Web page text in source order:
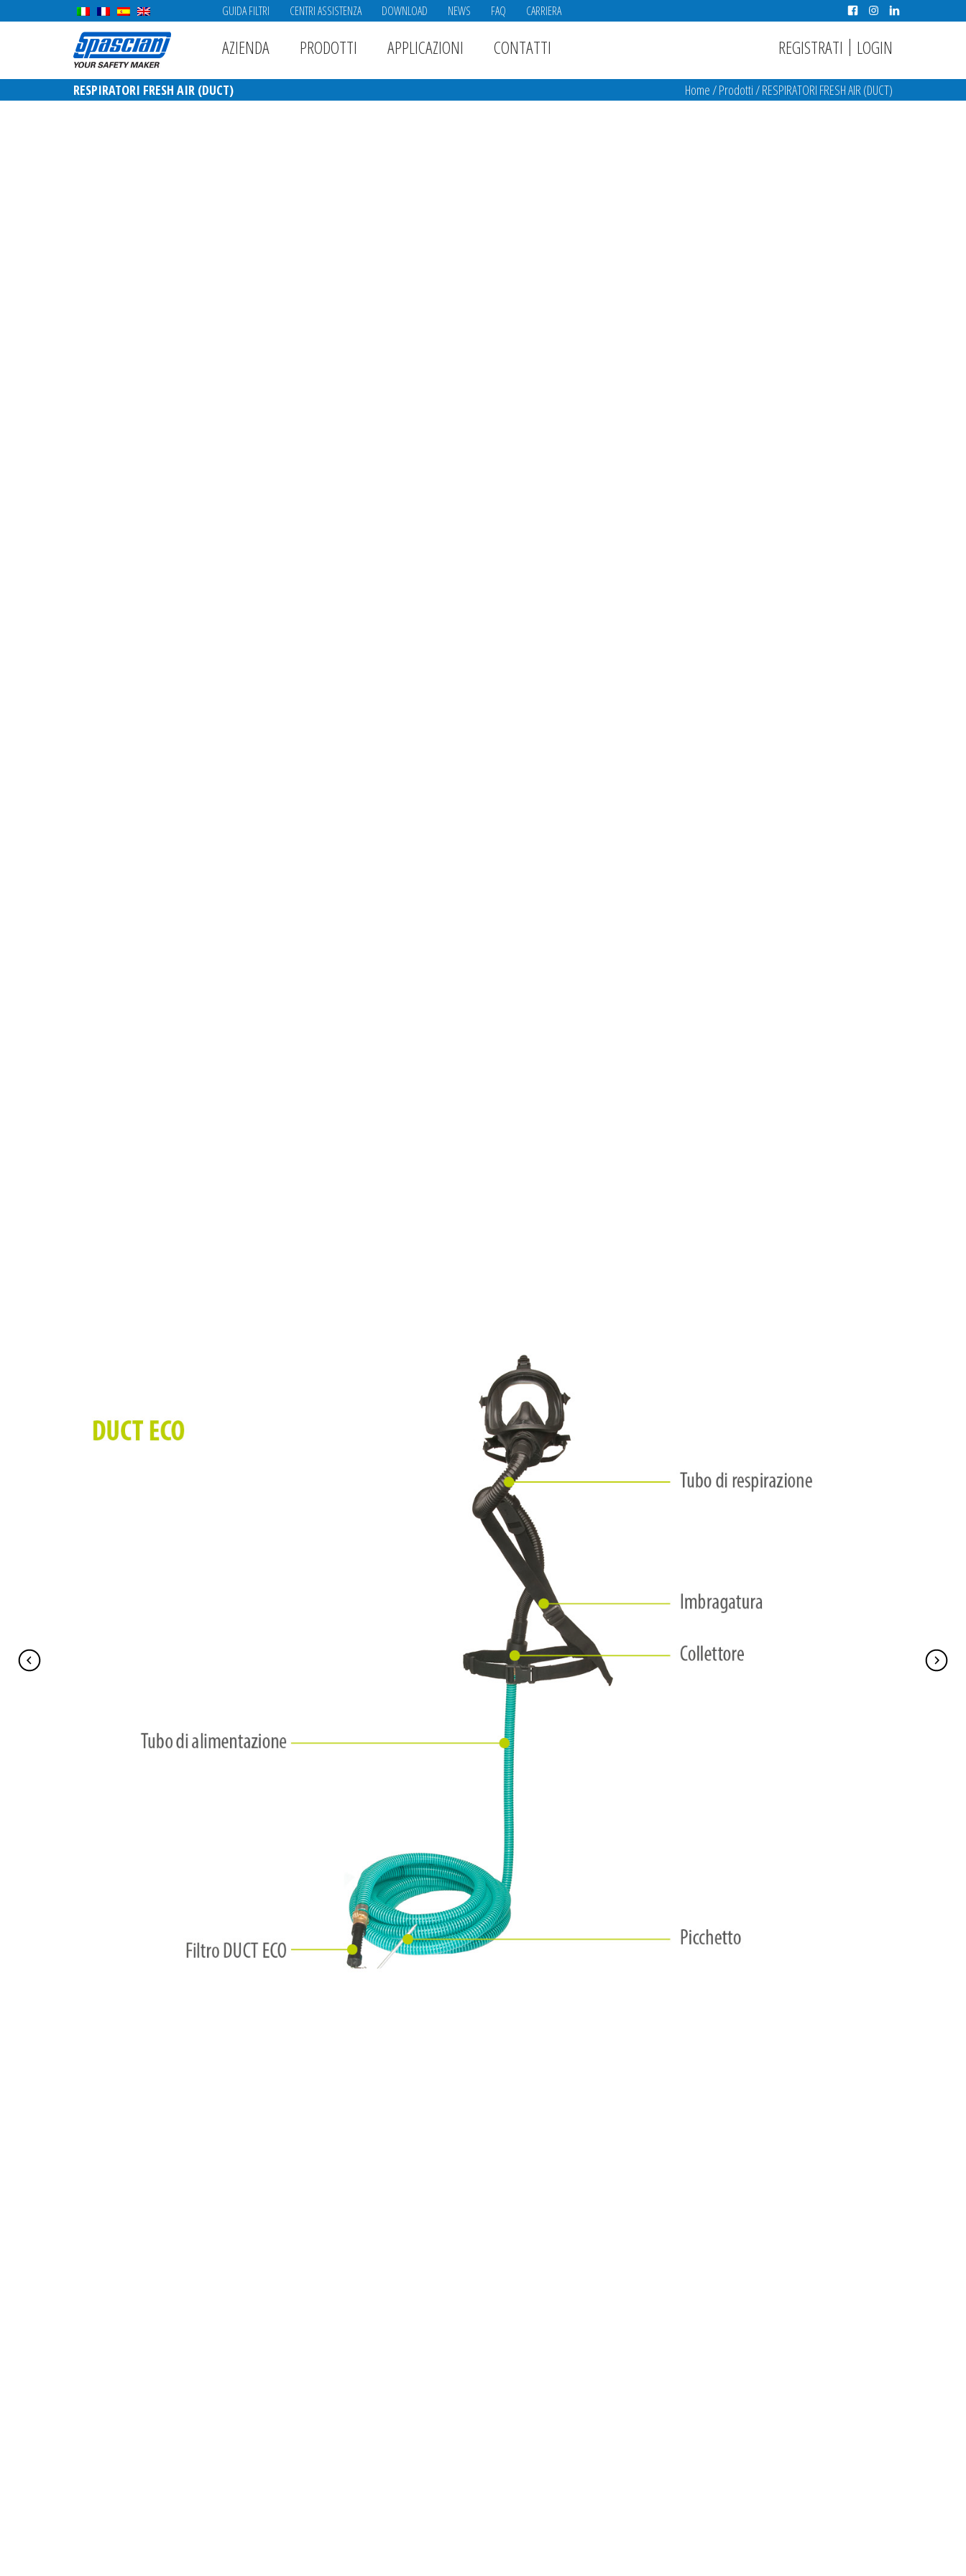
GUIDA FILTRI CENTRI ASSISTENZA DOWNLOAD NEWS FAQ CARRIERA
AZIENDA PRODOTTI APPLICAZIONI CONTATTI REGISTRATI | LOGIN
RESPIRATORI FRESH AIR (DUCT) Home/Prodotti/RESPIRATORI FRESH AIR (DUCT)